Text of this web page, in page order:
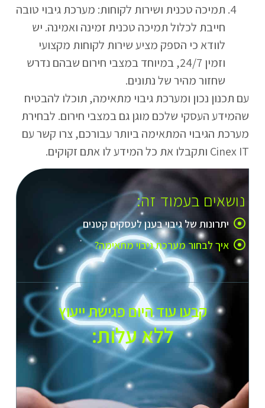
תמיכה טכנית ושירות לקוחות: מערכת גיבוי טובה
חייבת לכלול תמיכה טכנית זמינה ואמינה. יש
לוודא כי הספק מציע שירות לקוחות מקצועי
וזמין 24/7, במיוחד במצבי חירום שבהם נדרש
שחזור מהיר של נתונים.
עם תכנון נכון ומערכת גיבוי מתאימה, תוכלו להבטיח
שהמידע העסקי שלכם מוגן גם במצבי חירום. לבחירת
מערכת הגיבוי המתאימה ביותר עבורכם, צרו קשר עם
Cinex IT ותקבלו את כל המידע לו אתם זקוקים.
נושאים בעמוד זה:
יתרונות של גיבוי בענן לעסקים קטנים
איך לבחור מערכת גיבוי מתאימה?
קבעו עוד היום פגישת ייעוץ
ללא עלות:​